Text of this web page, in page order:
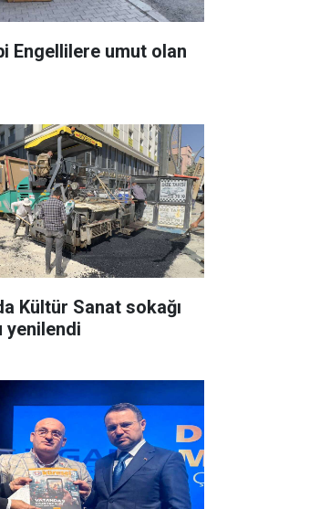
Engellilere umut olan
Kültür Sanat sokağı
yenilendi